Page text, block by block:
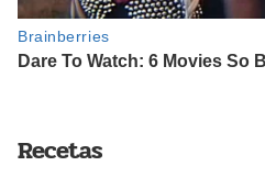
Recetas